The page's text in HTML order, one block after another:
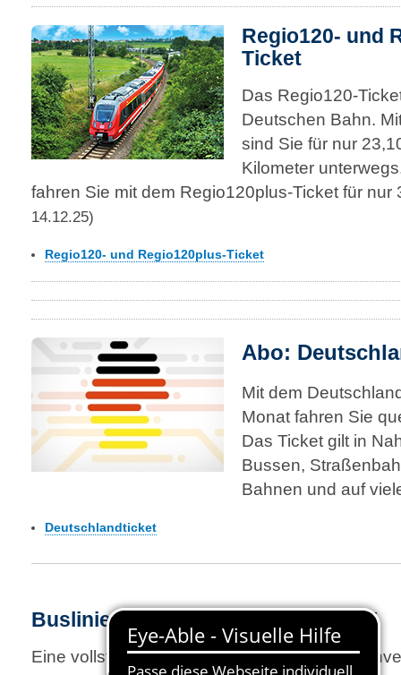
Regio120- und
Ticket
Das Regio120-
Deutschen Bahn.
sind Sie für nur
Kilometer
fahren Sie mit dem Regio120plus-Ticket für
14.12.25)
Regio120- und Regio120plus-Ticket
Abo:
Mit dem
Monat fahren Sie
Das Ticket gilt in
Bussen,
Bahnen und auf
Deutschlandticket
Buslinien aus dem VVO in den MDV
Eine vollständige Auflistung enthält das